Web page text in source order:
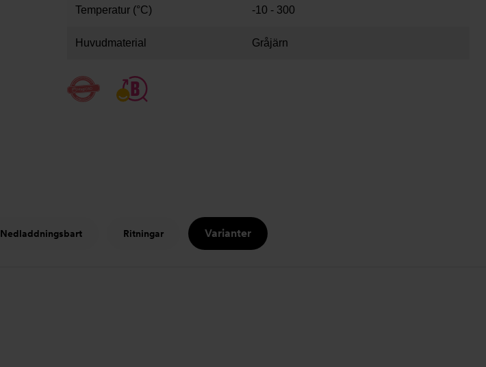
Temperatur (°C) -10 - 300
Huvudmaterial Gråjärn
Nedladdningsbart Ritningar Varianter